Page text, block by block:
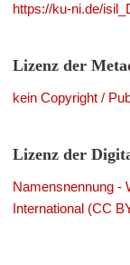
https://ku-ni.de/
Lizenz der
kein Copyright /
Lizenz der
Namensnennung -
International (CC